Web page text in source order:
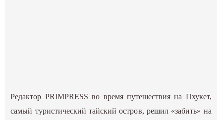
Редактор PRIMPRESS во время путешествия на Пхукет,
самый туристический тайский остров, решил «забить» на